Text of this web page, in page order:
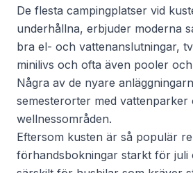
De flesta campingplatser vid
underhållna, erbjuder moderna
bra el- och vattenanslutningar,
minilivs och ofta även pooler
Några av de nyare
semesterorter med vattenparker
wellnessområden.
Eftersom kusten är så populär
förhandsbokningar starkt för juli